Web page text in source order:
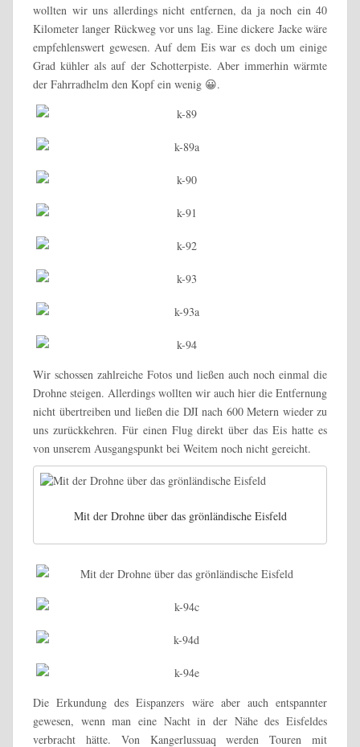
wollten wir uns allerdings nicht entfernen, da ja noch ein 40
Kilometer langer Rückweg vor uns lag. Eine dickere Jacke wäre
empfehlenswert gewesen. Auf dem Eis war es doch um einige
Grad kühler als auf der Schotterpiste. Aber immerhin wärmte
der Fahrradhelm den Kopf ein wenig 😀.
Wir schossen zahlreiche Fotos und ließen auch noch einmal die
Drohne steigen. Allerdings wollten wir auch hier die Entfernung
nicht übertreiben und ließen die DJI nach 600 Metern wieder zu
uns zurückkehren. Für einen Flug direkt über das Eis hatte es
von unserem Ausgangspunkt bei Weitem noch nicht gereicht.
Mit der Drohne über das grönländische Eisfeld
Die Erkundung des Eispanzers wäre aber auch entspannter
gewesen, wenn man eine Nacht in der Nähe des Eisfeldes
verbracht hätte. Von Kangerlussuaq werden Touren mit